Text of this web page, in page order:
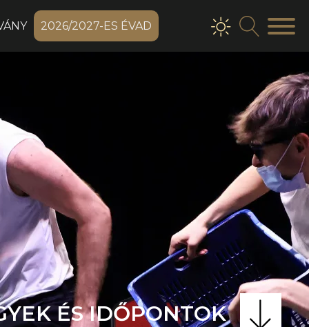
2026/2027-ES ÉVAD
ÉS IDŐPONTOK